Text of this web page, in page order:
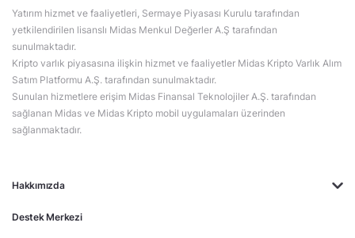
Hakkımızda
Destek Merkezi
Yatırım hizmet ve faaliyetleri, Sermaye Piyasası Kurulu tarafından
yetkilendirilen lisanslı Midas Menkul Değerler A.Ş tarafından
sunulmaktadır.
Kripto varlık piyasasına ilişkin hizmet ve faaliyetler Midas Kripto Varlık Alım
Satım Platformu A.Ş. tarafından sunulmaktadır.
Sunulan hizmetlere erişim Midas Finansal Teknolojiler A.Ş. tarafından
sağlanan Midas ve Midas Kripto mobil uygulamaları üzerinden
sağlanmaktadır.